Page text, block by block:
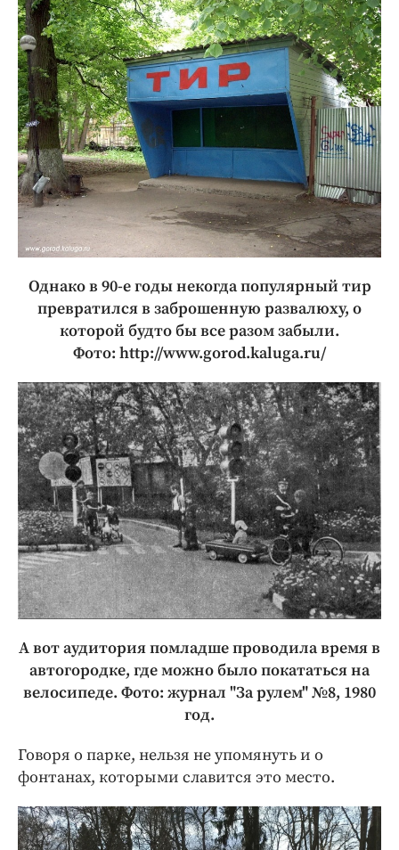
Однако в 90-е годы некогда популярный тир
превратился в заброшенную развалюху, о
которой будто бы все разом забыли.
Фото: http://www.gorod.kaluga.ru/
А вот аудитория помладше проводила время в
автогородке, где можно было покататься на
велосипеде. Фото: журнал "За рулем" №8, 1980
год.
Говоря о парке, нельзя не упомянуть и о
фонтанах, которыми славится это место.